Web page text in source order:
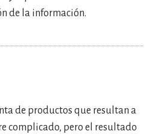
de la información.
de productos que resultan a
complicado, pero el resultado